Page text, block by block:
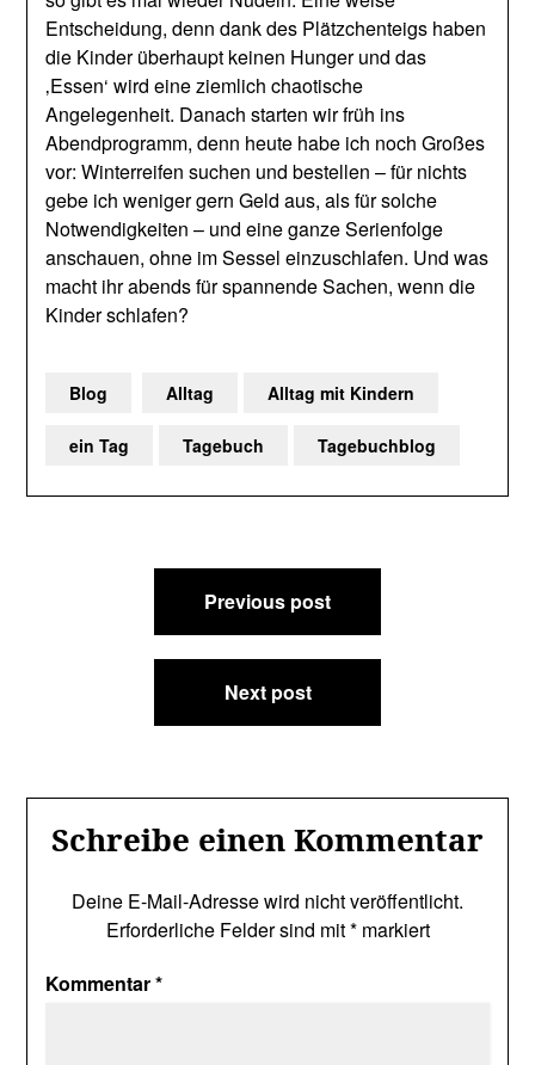
Entscheidung, denn dank des Plätzchenteigs haben
die Kinder überhaupt keinen Hunger und das
‚Essen‘ wird eine ziemlich chaotische
Angelegenheit. Danach starten wir früh ins
Abendprogramm, denn heute habe ich noch Großes
vor: Winterreifen suchen und bestellen – für nichts
gebe ich weniger gern Geld aus, als für solche
Notwendigkeiten – und eine ganze Serienfolge
anschauen, ohne im Sessel einzuschlafen. Und was
macht ihr abends für spannende Sachen, wenn die
Kinder schlafen?
Blog Alltag Alltag mit Kindern
ein Tag Tagebuch Tagebuchblog
Beitragsnavigation
Previous post
Next post
Schreibe einen Kommentar
Deine E-Mail-Adresse wird nicht veröffentlicht.
Erforderliche Felder sind mit*markiert
Kommentar*